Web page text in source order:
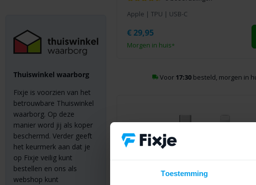
Toestemming
Apple | TPU | USB-C
Morgen in huis*
€29,95
Voor 17:30 besteld, morgen in
Thuiswinkel waarborg
Fixje is voorzien van het
betrouwbare Thuiswinkel
waarborg. Op deze
manier word jij als koper
beschermd. Verder geeft
het keurmerk aan dat je
op Fixje veilig kunt
bestellen en ons als
webshop kunt